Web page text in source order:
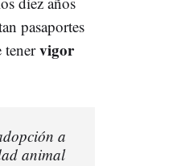
pasaportes
tenervigor
a
animal